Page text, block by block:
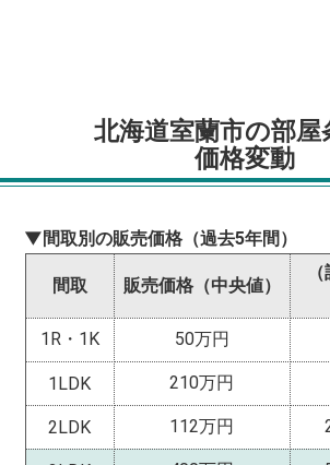
北海道室蘭市の部屋
価格変動
▼間取別の販売価格（過去5年間）
間取 販売価格（中央値）
1R・1K
50万円
1LDK 210万円
2LDK 112万円